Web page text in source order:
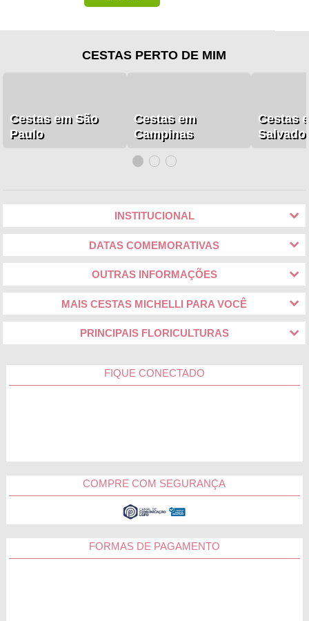
CESTAS PERTO DE MIM
Cestas em São
Paulo
Cestas em
Campinas
Cestas
INSTITUCIONAL
DATAS COMEMORATIVAS
OUTRAS INFORMAÇÕES
MAIS CESTAS MICHELLI PARA VOCÊ
PRINCIPAIS FLORICULTURAS
FIQUE CONECTADO
COMPRE COM SEGURANÇA
FORMAS DE PAGAMENTO